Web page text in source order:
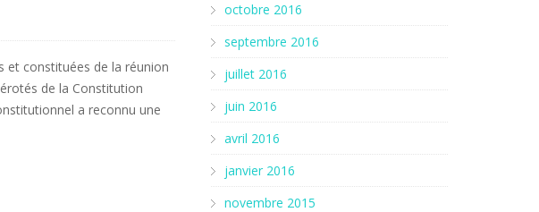
et constituées de la réunion
de la Constitution
a reconnu une
octobre 2016
septembre 2016
juillet 2016
juin 2016
avril 2016
janvier 2016
novembre 2015